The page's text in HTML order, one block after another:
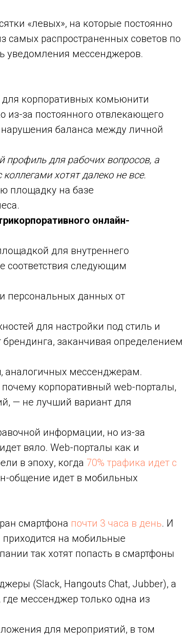
«левых», на которые постоянно
самых распространенных советов по
уведомления мессенджеров.
корпоративных комьюнити
за постоянного отвлекающего
нарушения баланса между личной
профиль для рабочих вопросов, а
хотят далеко не все.
площадку на базе
онлайн-
для внутреннего
соответствия следующим
персональных данных от
для настройки под стиль и
заканчивая определением
, аналогичных мессенджерам.
корпоративный web-порталы,
— не лучший вариант для
информации, но из-за
вяло. Web-порталы как и
в эпоху, когда 70% трафика идет с
общение идет в мобильных
смартфона почти 3 часа в день. И
приходится на мобильные
так хотят попасть в смартфоны
(Slack, Hangouts Chat, Jubber), а
мессенджер только одна из
для мероприятий, в том